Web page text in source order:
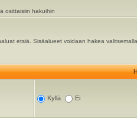
osittaisiin hakuihin
etsiä. Sisäalueet voidaan hakea
Kyllä Ei